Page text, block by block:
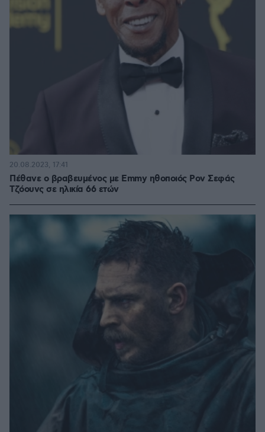
Πέθανε ο βραβευμένος με Emmy ηθοποιός Ρον Σεφάς
Τζόουνς σε ηλικία 66 ετών
20.08.2023, 17:41